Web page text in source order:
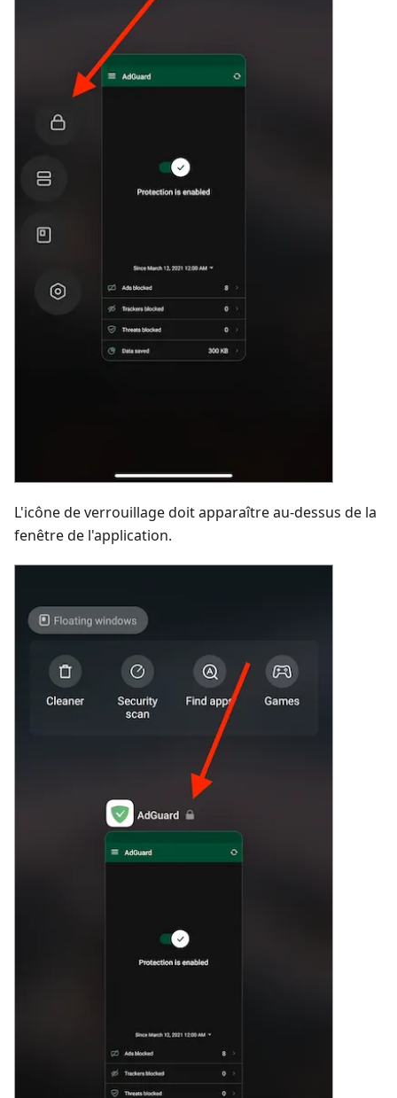
L'icône de verrouillage doit apparaître au-dessus de la
fenêtre de l'application.